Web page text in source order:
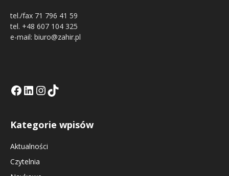
tel./fax 71 796 41 59
tel. +48 607 104 325
e-mail: biuro@zahir.pl
Facebook
LinkedIn
Tik Tok KEInstagramm KE
Kategorie wpisów
Aktualności
Czytelnia